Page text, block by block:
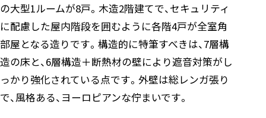
の大型1ルームが8戸。木造2階建てで、セキュリティ
に配慮した屋内階段を囲むように各階4戸が全室角
部屋となる造りです。構造的に特筆すべきは、7層構
造の床と、6層構造＋断熱材の壁により遮音対策がし
っかり強化されている点です。外壁は総レンガ張り
で、風格ある、ヨーロピアンな佇まいです。